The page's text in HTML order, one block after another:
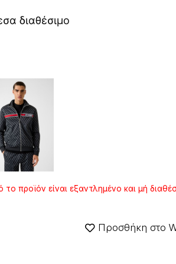
διαθέσιμο
το προϊόν είναι εξαντλημένο και μή
Προσθήκη στο